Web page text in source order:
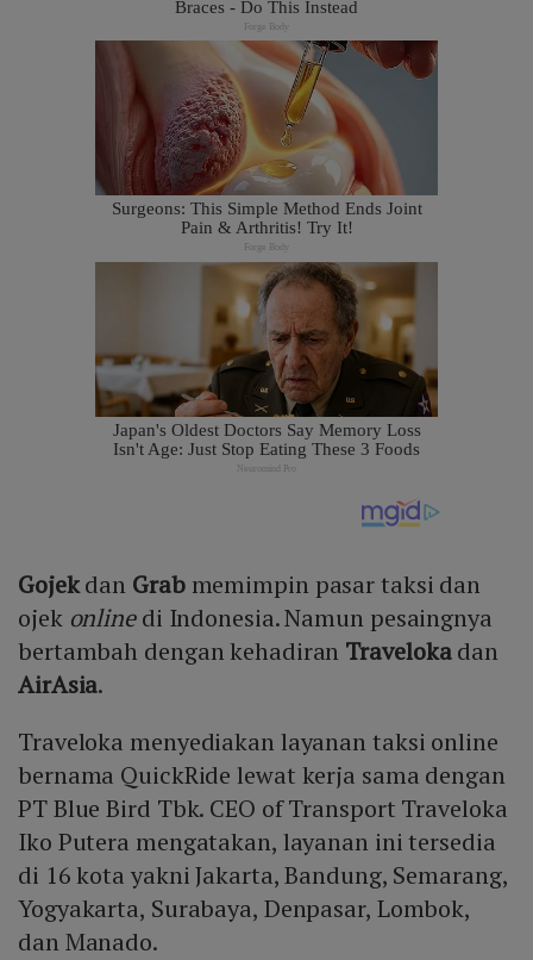
Gojekdan Grabmemimpin pasar taksi dan
ojek onlinedi Indonesia. Namun pesaingnya
bertambah dengan kehadiran Travelokadan
AirAsia.
Traveloka menyediakan layanan taksi online
bernama QuickRide lewat kerja sama dengan
PT Blue Bird Tbk. CEO of Transport Traveloka
Iko Putera mengatakan, layanan ini tersedia
di 16 kota yakni Jakarta, Bandung, Semarang,
Yogyakarta, Surabaya, Denpasar, Lombok,
dan Manado.